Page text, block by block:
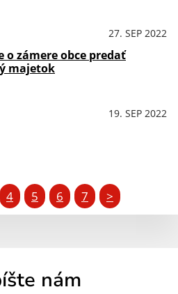
27. SEP 2022
o zámere obce predať
majetok
19. SEP 2022
4 5 6 7 >
nám